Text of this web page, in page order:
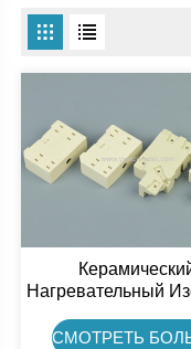
Нагревательный
Стеатитовая
СМОТРЕТЬ